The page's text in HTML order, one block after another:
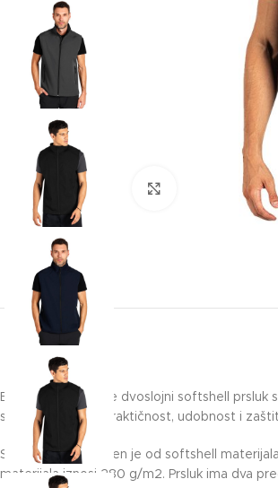
Klikni za
BEST NEO VEST je dvoslojni softshell
sa naglaskom na praktičnost, udobnost i
Spoljašnji sloj izrađen je od softshell
materijala iznosi 280 g/m2. Prsluk ima dva